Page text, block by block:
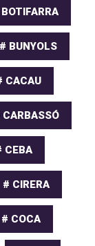
# BUNYOLS
CACAU
CARBASSÓ
CEBA
# CIRERA
# COCA